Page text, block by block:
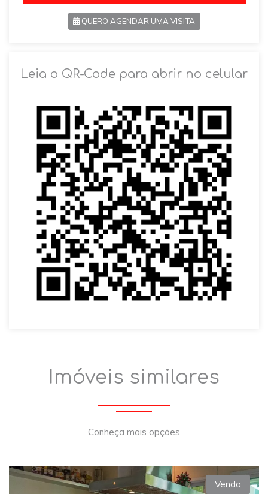
QUERO AGENDAR UMA VISITA
Leia o QR-Code para abrir no celular
Imóveis similares
Conheça mais opções
Venda